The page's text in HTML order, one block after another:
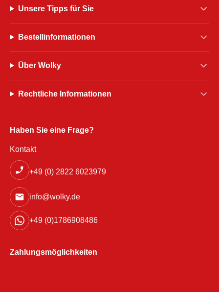
Unsere Tipps für Sie
Bestellinformationen
Über Wolky
Rechtliche Informationen
Haben Sie eine Frage?
Kontakt
+49 (0) 2822 6023979
info@wolky.de
+49 (0)1786908486
Zahlungsmöglichkeiten